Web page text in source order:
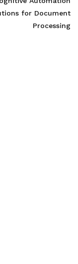
for Document
Processing